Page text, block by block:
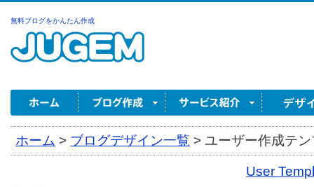
無料ブログをかんたん作成
ホーム > ブログデザイン一覧 > ユーザー作成テ
User